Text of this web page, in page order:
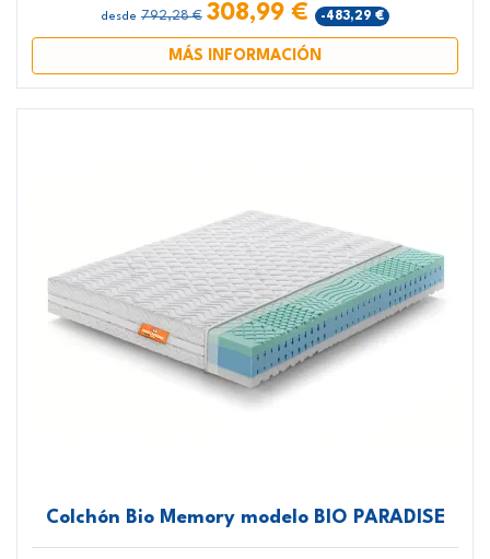
desde 792,28 € 308,99 € -483,29 €
MÁS INFORMACIÓN
Colchón Bio Memory modelo BIO PARADISE